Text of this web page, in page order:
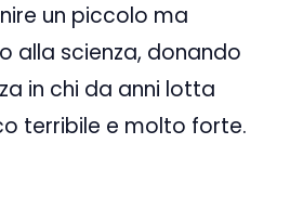
un piccolo ma
alla scienza, donando
in chi da anni lotta
terribile e molto forte.